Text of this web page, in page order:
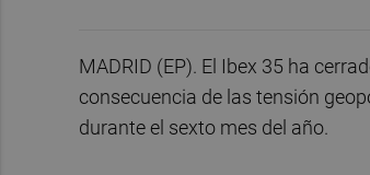
MADRID (EP). El Ibex 35 ha
consecuencia de las tensión
durante el sexto mes del año.